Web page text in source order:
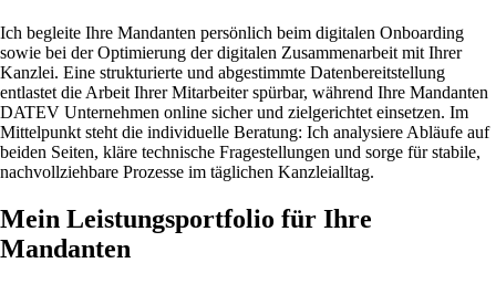
Ich begleite Ihre Mandanten persönlich beim digitalen Onboarding
sowie bei der Optimierung der digitalen Zusammenarbeit mit Ihrer
Kanzlei. Eine strukturierte und abgestimmte Datenbereitstellung
entlastet die Arbeit Ihrer Mitarbeiter spürbar, während Ihre Mandanten
DATEV Unternehmen online sicher und zielgerichtet einsetzen. Im
Mittelpunkt steht die individuelle Beratung: Ich analysiere Abläufe auf
beiden Seiten, kläre technische Fragestellungen und sorge für stabile,
nachvollziehbare Prozesse im täglichen Kanzleialltag.
Mein Leistungsportfolio für Ihre
Mandanten